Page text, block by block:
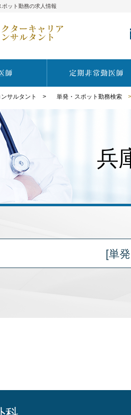
ポット勤務の求人情報
サルタント > 単発・スポット勤務検索 >
兵
[単